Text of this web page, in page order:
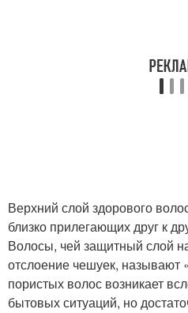
Верхний слой здорового
близко прилегающих друг к
Волосы, чей защитный слой
отслоение чешуек,
пористых волос возникает
бытовых ситуаций, но